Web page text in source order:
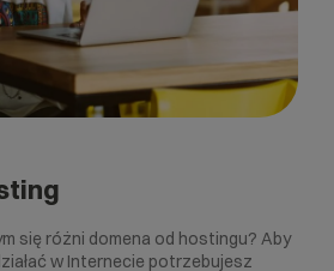
się różni domena od hostingu? Aby
w Internecie potrzebujesz